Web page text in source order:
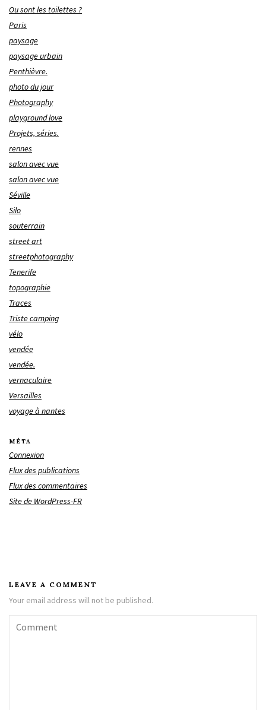
Ou sont les toilettes ?
Paris
paysage
paysage urbain
Penthièvre.
photo du jour
Photography
playground love
Projets, séries.
rennes
salon avec vue
salon avec vue
Séville
Silo
souterrain
street art
streetphotography
Tenerife
topographie
Traces
Triste camping
vélo
vendée
vendée.
vernaculaire
Versailles
voyage à nantes
MÉTA
Connexion
Flux des publications
Flux des commentaires
Site de WordPress-FR
LEAVE A COMMENT
Your email address will not be published.